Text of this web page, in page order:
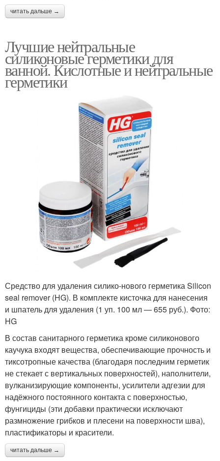
читать дальше →
Лучшие нейтральные
силиконовые герметики для
ванной. Кислотные и нейтральные
герметики
Средство для удаления силико-нового герметика Silicon
seal remover (HG). В ком­п­лекте кисточка для нанесения
и шпатель для удаления (1 уп. 100 мл — 655 руб.). Фото:
HG
В состав санитарного герметика кроме силиконового
каучука входят вещества, обеспечивающие прочность и
тиксотропные качества (благодаря последним герметик
не стекает с вертикальных поверхностей), наполнители,
вулканизирующие компоненты, усилители адгезии для
надёжного постоянного контакта с поверхностью,
фунгициды (эти добавки практически исключают
размножение грибков и плесени на поверхности шва),
пластификаторы и красители.
читать дальше →